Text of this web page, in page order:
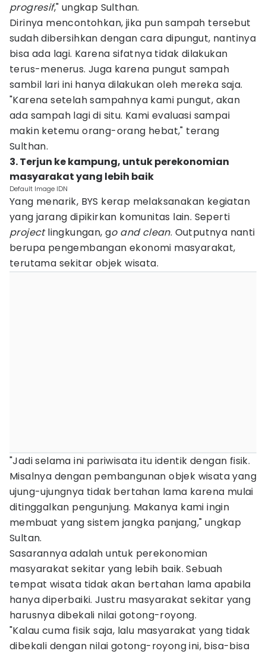
progresif," ungkap Sulthan.
Dirinya mencontohkan, jika pun sampah tersebut
sudah dibersihkan dengan cara dipungut, nantinya
bisa ada lagi. Karena sifatnya tidak dilakukan
terus-menerus. Juga karena pungut sampah
sambil lari ini hanya dilakukan oleh mereka saja.
"Karena setelah sampahnya kami pungut, akan
ada sampah lagi di situ. Kami evaluasi sampai
makin ketemu orang-orang hebat," terang
Sulthan.
3. Terjun ke kampung, untuk perekonomian
masyarakat yang lebih baik
Default Image IDN
Yang menarik, BYS kerap melaksanakan kegiatan
yang jarang dipikirkan komunitas lain. Seperti
projectlingkungan, go and clean. Outputnya nanti
berupa pengembangan ekonomi masyarakat,
terutama sekitar objek wisata.
"Jadi selama ini pariwisata itu identik dengan fisik.
Misalnya dengan pembangunan objek wisata yang
ujung-ujungnya tidak bertahan lama karena mulai
ditinggalkan pengunjung. Makanya kami ingin
membuat yang sistem jangka panjang," ungkap
Sultan.
Sasarannya adalah untuk perekonomian
masyarakat sekitar yang lebih baik. Sebuah
tempat wisata tidak akan bertahan lama apabila
hanya diperbaiki. Justru masyarakat sekitar yang
harusnya dibekali nilai gotong-royong.
"Kalau cuma fisik saja, lalu masyarakat yang tidak
dibekali dengan nilai gotong-royong ini, bisa-bisa